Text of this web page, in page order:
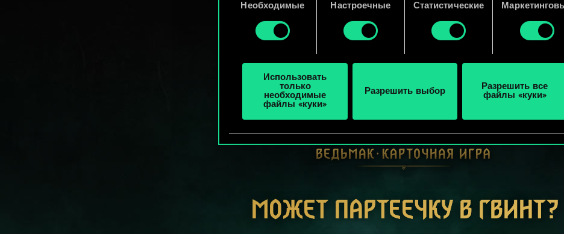
«Настройки» ниже.
согласия
Необходимые Настроечные Статистические
Использовать
только
необходимые
файлы «куки»
Разрешить выбор
Разрешить все
файлы «куки»
МОЖЕТ ПАРТЕЕЧКУ В ГВИНТ?